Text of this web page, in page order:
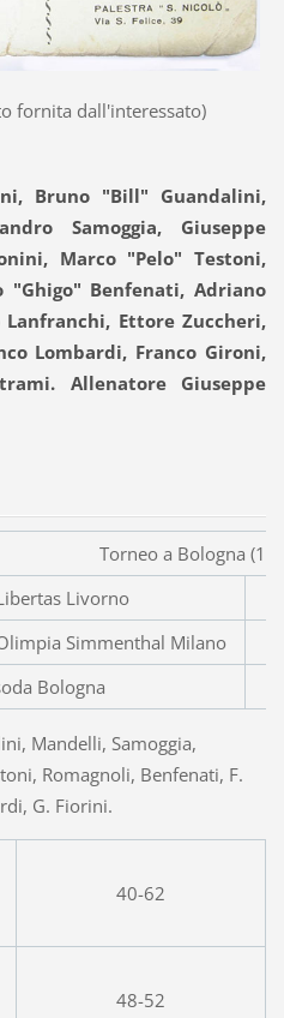
fornita dall'interessato)
Bruno "Bill" Guandalini,
Samoggia, Giuseppe
Marco "Pelo" Testoni,
"Ghigo" Benfenati, Adriano
Ettore Zuccheri,
Lombardi, Franco Gironi,
Allenatore Giuseppe
Torneo a Bologna
Livorno
Simmenthal Milano
Bologna
Mandelli, Samoggia,
Romagnoli, Benfenati, F.
G. Fiorini.
40-62
48-52